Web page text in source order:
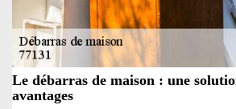
Le débarras de maison : une
avantages